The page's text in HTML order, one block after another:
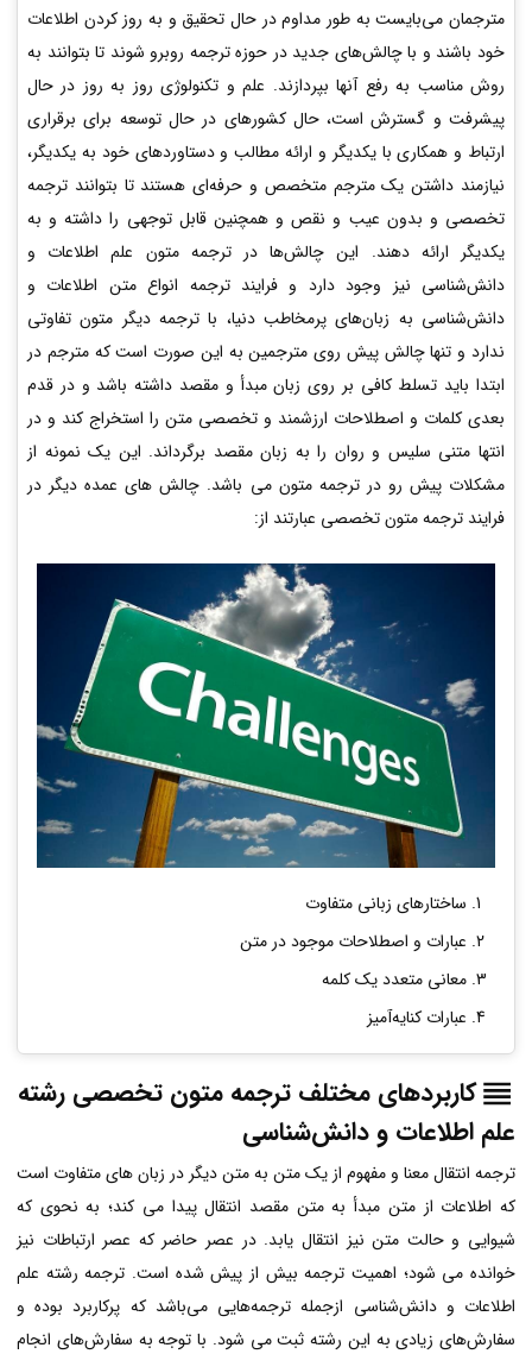
مترجمان می‌بایست به طور مداوم در حال تحقیق و به روز کردن اطلاعات
خود باشند و با چالش‌های جدید در حوزه ترجمه روبرو شوند تا بتوانند به
روش مناسب به رفع آنها بپردازند. علم و تکنولوژی روز به روز در حال
پیشرفت و گسترش است، حال کشورهای در حال توسعه برای برقراری
ارتباط و همکاری با یکدیگر و ارائه مطالب و دستاوردهای خود به یکدیگر،
نیازمند داشتن یک مترجم متخصص و حرفه‌ای هستند تا بتوانند ترجمه
تخصصی و بدون عیب و نقص و همچنین قابل توجهی را داشته و به
یکدیگر ارائه دهند. این چالش‌ها در ترجمه متون علم اطلاعات و
دانش‌شناسی نیز وجود دارد و فرایند ترجمه انواع متن اطلاعات و
دانش‌شناسی به زبان‌های پرمخاطب دنیا، با ترجمه دیگر متون تفاوتی
ندارد و تنها چالش پیش روی مترجمین به این صورت است که مترجم در
ابتدا باید تسلط کافی بر روی زبان مبدأ و مقصد داشته باشد و در قدم
بعدی کلمات و اصطلاحات ارزشمند و تخصصی متن را استخراج کند و در
انتها متنی سلیس و روان را به زبان مقصد بر‌گرداند. این یک نمونه از
مشکلات پیش رو در ترجمه متون می باشد. چالش های عمده دیگر در
فرایند ترجمه متون تخصصی عبارتند از:
ساختارهای زبانی متفاوت
عبارات و اصطلاحات موجود در متن
معانی متعدد یک کلمه
عبارات کنایه‌آمیز
کاربردهای مختلف ترجمه متون تخصصی رشته
علم اطلاعات و دانش‌شناسی
ترجمه انتقال معنا و مفهوم از یک متن به متن دیگر در زبان های متفاوت است
که اطلاعات از متن مبدأ به متن مقصد انتقال پیدا می کند؛ به نحوی که
شیوایی و حالت متن نیز انتقال یابد. در عصر حاضر که عصر ارتباطات نیز
خوانده می شود؛ اهمیت ترجمه بیش از پیش شده است. ترجمه رشته علم
اطلاعات و دانش‌شناسی ازجمله ترجمه‌هایی می‌باشد که پرکاربرد بوده و
سفارش‌های زیادی به این رشته ثبت می شود. با توجه به سفارش‌های انجام